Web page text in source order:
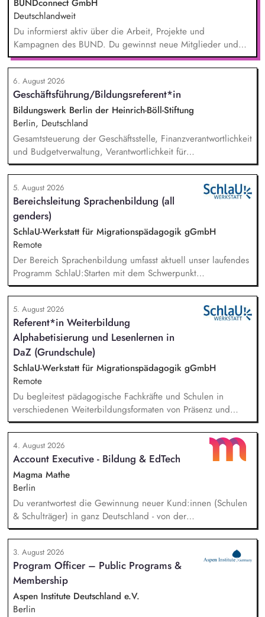
BUNDconnect GmbH
Deutschlandweit
Du informierst aktiv über die Arbeit, Projekte und
Kampagnen des BUND. Du gewinnst neue Mitglieder und
stärkst damit langfristig den Umwelt- und Naturschutz. Du
beantwortest Fragen zu Umwelt-, Arten- und Klimaschutz nach
bestem Wissen und Gewissen. Du unterstützt Kampagnen
und Aktionen, beispielsweise durch das Sammeln von
Unterschriften für Petitionen.
6. August 2026
Geschäftsführung/Bildungsreferent*in
Bildungswerk Berlin der Heinrich-Böll-Stiftung
Berlin, Deutschland
Gesamtsteuerung der Geschäftsstelle, Finanzverantwortlichkeit
und Budgetverwaltung, Verantwortlichkeit für
Zuwendungsanträge, Verwendungsnachweise und
Sachberichte für unterschiedliche Zuwendungsgeber,
Kommunikation mit Zuwendungsgebern, Personalführung
(Personalfürsorge, Mitarbeiter*innengespräche), Entwicklung
von Leitlinien des Bildungsprogramms, Gremien- und
politische Vernetzungsarbeit, Durchführung von
Bildungsmaßnahmen, Entwicklung neuer Ideen und Formate
für politische Erwachsenenbildung.
5. August 2026
Bereichsleitung Sprachenbildung (all
genders)
SchlaU-Werkstatt für Migrationspädagogik gGmbH
Remote
Der Bereich Sprachenbildung umfasst aktuell unser laufendes
Programm SchlaU:Starten mit dem Schwerpunkt
"Alphabetisierung in DaZ für die Grundschule" sowie
zukünftig weitere auf Unterrichtsmaterial bezogene Projekte
mit den Schwerpunkten sprachensensibles und
rassismuskritisches Deutschlernen von der Grundschule bis in
die Berufliche Bildung. Der Bereich Sprachenbildung
entwickelt in seinen Projekten dazu zielgruppengerechte und
innovative Unterrichtsmaterialien und begleitet pädagogische
Fachkräfte mit daran angeschlossenen
Weiterbildungsangeboten online wie offline.
5. August 2026
Referent*in Weiterbildung
Alphabetisierung und Lesenlernen in
DaZ (Grundschule)
SchlaU-Werkstatt für Migrationspädagogik gGmbH
Remote
Du begleitest pädagogische Fachkräfte und Schulen in
verschiedenen Weiterbildungsformaten von Präsenz und
Online-Workshops bis hin zu pädogischen Tagen und erstellst
Online-Selbstlernkurse für unsere Plattform schlau-lernen.org.
Die inhaltlichen Schwerpunkte liegen dabei auf den
Bereichen Lesen lernen, Mehrsprachigkeitsbewusstsein und
Alphabetisierung in der Grundschule.
4. August 2026
Account Executive - Bildung & EdTech
Magma Mathe
Berlin
Du verantwortest die Gewinnung neuer Kund:innen (Schulen
& Schulträger) in ganz Deutschland - von der
Leadgenerierung bis zum Vertragsabschluss. Dabei arbeitest
du sowohl mit selbst generierten Leads als auch mit
qualifizierten Inbound-Anfragen in einem typischen Sales-
Zyklus von rund zwei Monaten. Außerdem repräsentierst du
uns auf Messen, Konferenzen und Veranstaltungen im
Bildungsbereich und trägst aktiv dazu bei, unsere Marke in
Deutschland zu etablieren.
3. August 2026
Program Officer – Public Programs &
Membership
Aspen Institute Deutschland e.V.
Berlin